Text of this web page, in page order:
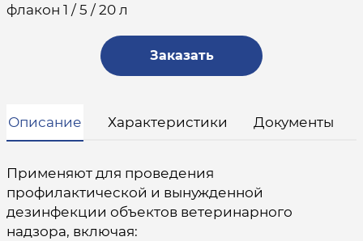
флакон 1 / 5 / 20 л
Заказать
Описание Характеристики Документы
Применяют для проведения
профилактической и вынужденной
дезинфекции объектов ветеринарного
надзора, включая: